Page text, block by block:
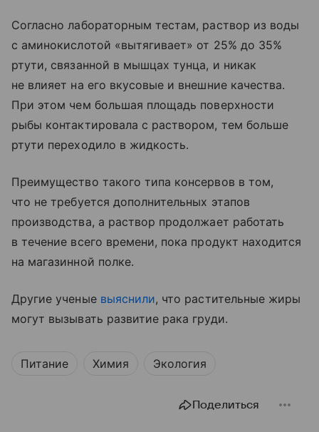
Согласно лабораторным тестам, раствор из воды
с аминокислотой «вытягивает» от 25% до 35%
ртути, связанной в мышцах тунца, и никак
не влияет на его вкусовые и внешние качества.
При этом чем большая площадь поверхности
рыбы контактировала с раствором, тем больше
ртути переходило в жидкость.
Преимущество такого типа консервов в том,
что не требуется дополнительных этапов
производства, а раствор продолжает работать
в течение всего времени, пока продукт находится
на магазинной полке.
Другие ученые выяснили, что растительные жиры
могут вызывать развитие рака груди.
Питание Химия Экология
Поделиться